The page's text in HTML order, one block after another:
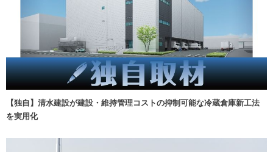
【独自】清水建設が建設・維持管理コストの抑制可能な冷蔵倉庫新工法
を実用化